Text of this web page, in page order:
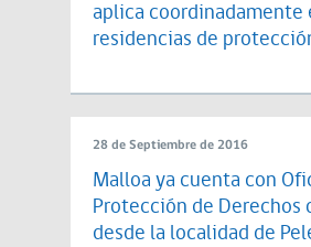
aplica coordinadamente
residencias de
28 de Septiembre de 2016
Malloa ya cuenta con
Protección de Derechos
desde la localidad de